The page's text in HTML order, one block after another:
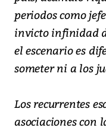
periodos como
invicto infinidad
el escenario es
someter ni a los
Los recurrentes
asociaciones con